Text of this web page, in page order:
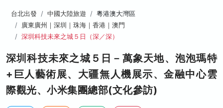
台北出發 中國大陸旅遊
粵港澳大灣區
廣東廣州｜深圳｜珠海｜香港｜澳門
深圳科技未來之城５日（深／深）
深圳科技未來之城５日－萬象天地、泡泡瑪特
+巨人藝術展、大疆無人機展示、金融中心雲
際觀光、小米集團總部(文化參訪)